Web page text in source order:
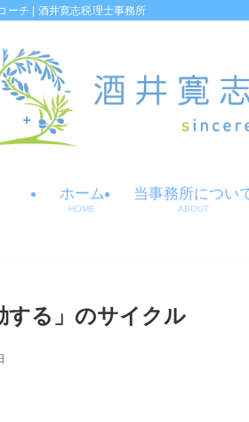
ーチ | 酒井寛志税理士事務所
ホーム
HOME
当事務所につい
ABOUT
する」のサイクル